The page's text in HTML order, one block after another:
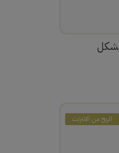
بشكل
الربح من الانترنت